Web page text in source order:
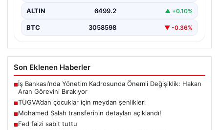
ALTIN 6499.2 ▲ +0.10%
BTC 3058598 ▼ -0.36%
Son Eklenen Haberler
■İş Bankası’nda Yönetim Kadrosunda Önemli Değişiklik: Hakan
Aran Görevini Bırakıyor
■TÜGVA’dan çocuklar için meydan şenlikleri
■Mohamed Salah transferinin detayları açıklandı!
■Fed faizi sabit tuttu